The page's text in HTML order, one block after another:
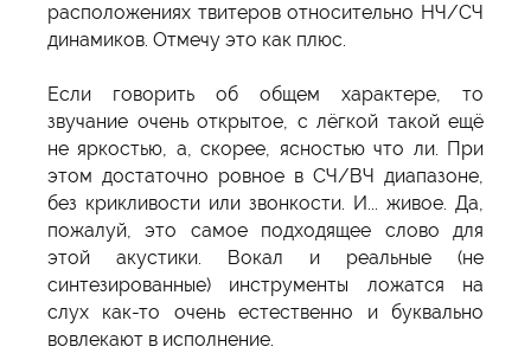
расположениях твитеров относительно НЧ/СЧ
динамиков. Отмечу это как плюс.
Если говорить об общем характере, то
звучание очень открытое, с лёгкой такой ещё
не яркостью, а, скорее, ясностью что ли. При
этом достаточно ровное в СЧ/ВЧ диапазоне,
без крикливости или звонкости. И... живое. Да,
пожалуй, это самое подходящее слово для
этой акустики. Вокал и реальные (не
синтезированные) инструменты ложатся на
слух как-то очень естественно и буквально
вовлекают в исполнение.